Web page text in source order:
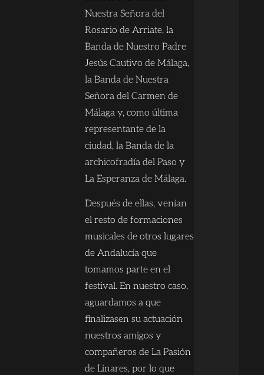
Nuestra Señora del
Rosario de Arriate, la
Banda de Nuestro Padre
Jesús Cautivo de Málaga,
la Banda de Nuestra
Señora del Carmen de
Málaga y, como última
representante de la
ciudad, la Banda de la
archicofradía del Paso y
La Esperanza de Málaga.
Después de ellas, venían
el resto de formaciones
musicales de otros lugares
de Andalucía que
tomamos parte en el
festival. En nuestro caso,
aguardamos a que
finalizasen su actuación
nuestros amigos y
compañeros de La Pasión
de Linares, por lo que